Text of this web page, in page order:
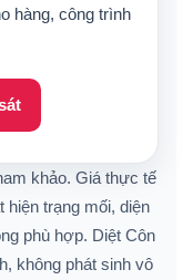
hàng, công trình
khảo. Giá thực tế
trạng mối, diện
phù hợp. Diệt Côn
không phát sinh vô